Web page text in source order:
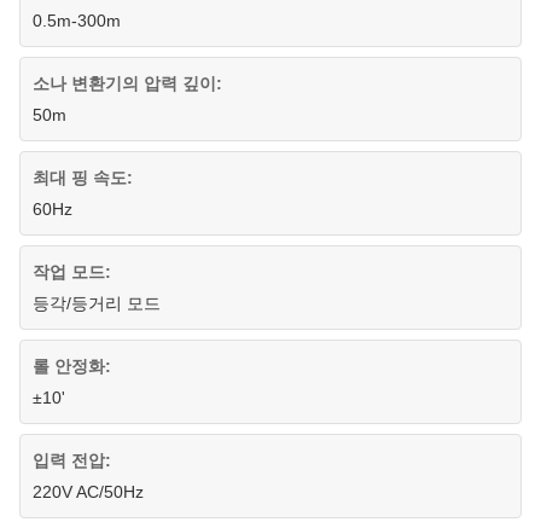
0.5m-300m
소나 변환기의 압력 깊이:
50m
최대 핑 속도:
60Hz
작업 모드:
등각/등거리 모드
롤 안정화:
±10'
입력 전압:
220V AC/50Hz